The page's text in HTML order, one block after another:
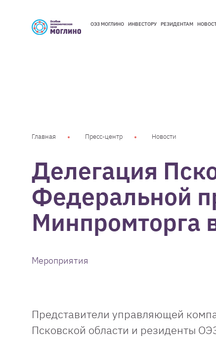
ОЭЗ МОГЛИНО ИНВЕСТОРУ РЕЗИДЕНТАМ
Главная Пресс-центр Новости
Делегация
Федеральной
Минпромторга
Мероприятия
Представители управляющей
Псковской области и резиденты